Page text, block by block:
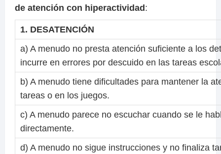
de atención con hiperactividad :
1. DESATENCIÓN
a) A menudo no presta atención suficiente a los
incurre en errores por descuido en las tareas
b) A menudo tiene dificultades para mantener la
tareas o en los juegos.
c) A menudo parece no escuchar cuando se le
directamente.
d) A menudo no sigue instrucciones y no finaliza